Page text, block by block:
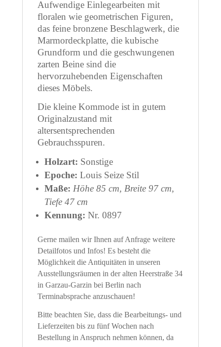
Aufwendige Einlegearbeiten mit
floralen wie geometrischen Figuren,
das feine bronzene Beschlagwerk, die
Marmordeckplatte, die kubische
Grundform und die geschwungenen
zarten Beine sind die
hervorzuhebenden Eigenschaften
dieses Möbels.
Die kleine Kommode ist in gutem
Originalzustand mit
altersentsprechenden
Gebrauchsspuren.
Holzart: Sonstige
Epoche: Louis Seize Stil
Maße: Höhe 85 cm, Breite 97 cm,
Tiefe 47 cm
Kennung: Nr. 0897
Gerne mailen wir Ihnen auf Anfrage weitere
Detailfotos und Infos! Es besteht die
Möglichkeit die Antiquitäten in unseren
Ausstellungsräumen in der alten Heerstraße 34
in Garzau-Garzin bei Berlin nach
Terminabsprache anzuschauen!
Bitte beachten Sie, dass die Bearbeitungs- und
Lieferzeiten bis zu fünf Wochen nach
Bestellung in Anspruch nehmen können, da